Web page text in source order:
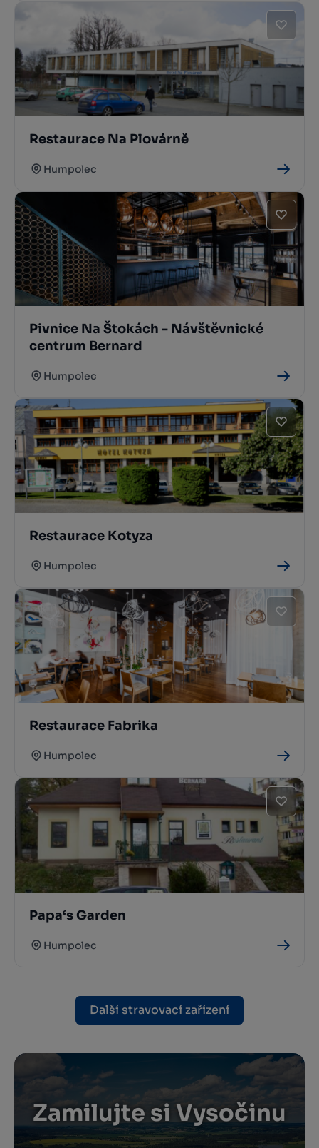
Restaurace Na Plovárně
Humpolec
Pivnice Na Štokách - Návštěvnické
centrum Bernard
Humpolec
Restaurace Kotyza
Humpolec
Restaurace Fabrika
Humpolec
Papa‘s Garden
Humpolec
Další stravovací zařízení
Zamilujte si Vysočinu